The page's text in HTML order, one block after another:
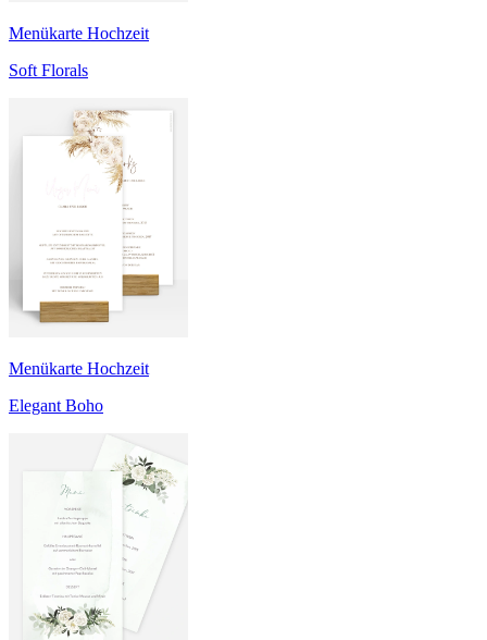
Menükarte Hochzeit
Soft Florals
Menükarte Hochzeit
Elegant Boho